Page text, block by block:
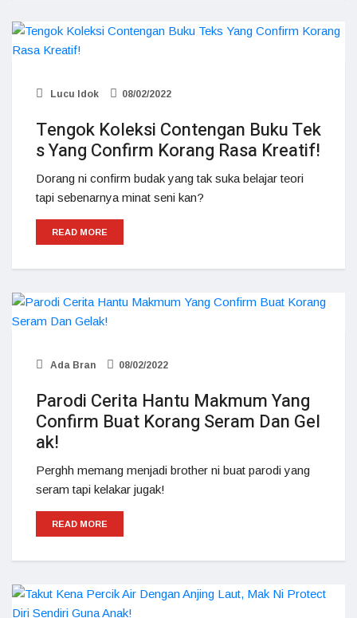
Lucu Idok 08/02/2022
Tengok Koleksi Contengan Buku Tek
s Yang Confirm Korang Rasa Kreatif!
Dorang ni confirm budak yang tak suka belajar teori
tapi sebenarnya minat seni kan?
READ MORE
Ada Bran 08/02/2022
Parodi Cerita Hantu Makmum Yang
Confirm Buat Korang Seram Dan Gel
ak!
Perghh memang menjadi brother ni buat parodi yang
seram tapi kelakar jugak!
READ MORE